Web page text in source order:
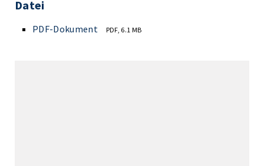
Datei
PDF-Dokument PDF, 6.1 MB